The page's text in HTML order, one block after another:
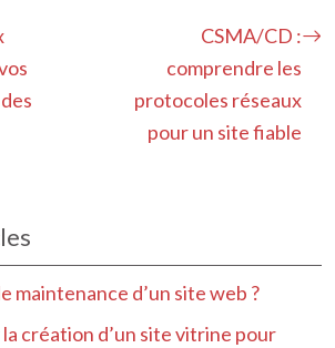
CSMA/CD :
comprendre les
protocoles réseaux
pour un site fiable
maintenance d’un site web ?
création d’un site vitrine pour